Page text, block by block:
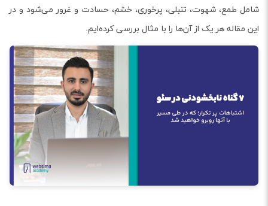
شامل طمع، شهوت، تنبلی، پرخوری، خشم، حسادت و غرور می‌شود و در
این مقاله هر یک از آن‌ها را با مثال بررسی کرده‌ایم.